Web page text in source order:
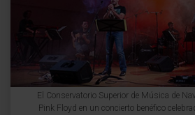
El Conservatorio Superior de Música de
Pink Floyd en un concierto benéfico